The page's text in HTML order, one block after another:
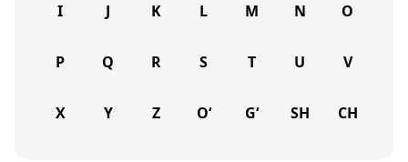
I J K L M N O
P Q R S T U V
X Y Z O‘ G‘ SH CH